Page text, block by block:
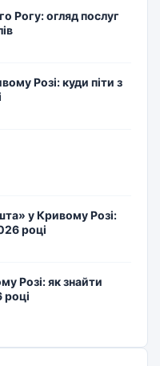
Рогу: огляд послуг
Розі: куди піти з
у Кривому Розі:
році
Розі: як знайти
році